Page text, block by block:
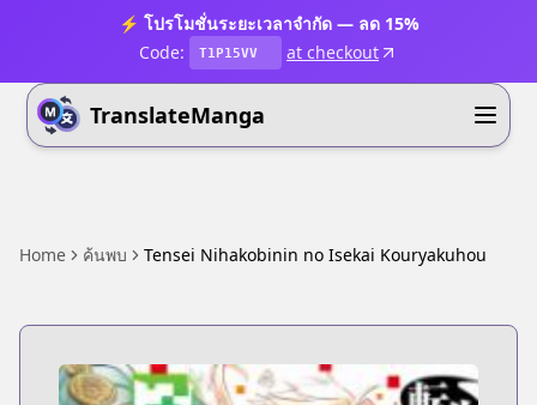
⚡ โปรโมชั่นระยะเวลาจำกัด — ลด 15%
Code:
T1P15VV at checkout
TranslateManga
Home ค้นพบ Tensei Nihakobinin no Isekai Kouryakuhou